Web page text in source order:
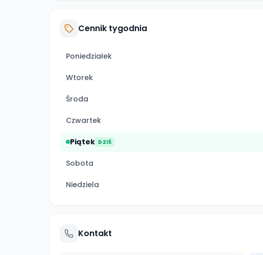
Cennik tygodnia
Poniedziałek
Wtorek
Środa
Czwartek
Piątek DZIŚ
Sobota
Niedziela
Kontakt